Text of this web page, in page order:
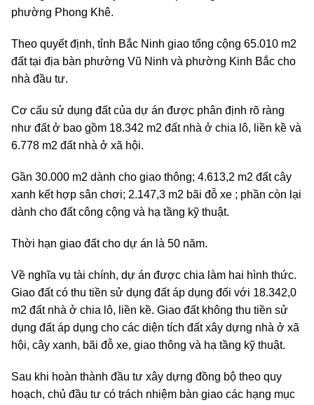
phường Phong Khê.
Theo quyết định, tỉnh Bắc Ninh giao tổng cộng 65.010 m2
đất tại địa bàn phường Vũ Ninh và phường Kinh Bắc cho
nhà đầu tư.
Cơ cấu sử dụng đất của dự án được phân định rõ ràng
như đất ở bao gồm 18.342 m2 đất nhà ở chia lô, liền kề và
6.778 m2 đất nhà ở xã hội.
Gần 30.000 m2 dành cho giao thông; 4.613,2 m2 đất cây
xanh kết hợp sân chơi; 2.147,3 m2 bãi đỗ xe ; phần còn lại
dành cho đất công cộng và hạ tầng kỹ thuật.
Thời hạn giao đất cho dự án là 50 năm.
Về nghĩa vụ tài chính, dự án được chia làm hai hình thức.
Giao đất có thu tiền sử dụng đất áp dụng đối với 18.342,0
m2 đất nhà ở chia lô, liền kề. Giao đất không thu tiền sử
dụng đất áp dụng cho các diện tích đất xây dựng nhà ở xã
hội, cây xanh, bãi đỗ xe, giao thông và hạ tầng kỹ thuật.
Sau khi hoàn thành đầu tư xây dựng đồng bộ theo quy
hoạch, chủ đầu tư có trách nhiệm bàn giao các hạng mục